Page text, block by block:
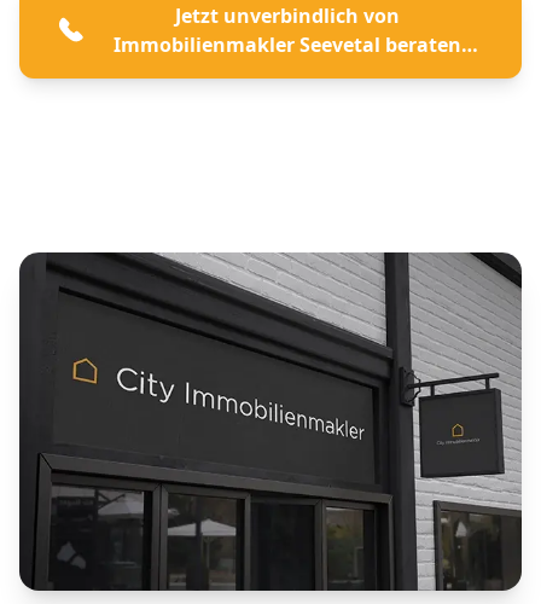
Jetzt unverbindlich von
Immobilienmakler Seevetal beraten
lassen